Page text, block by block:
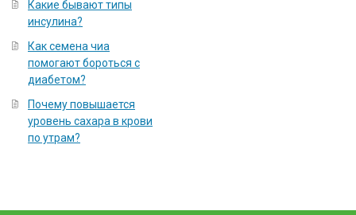
Какие бывают типы
инсулина?
Как семена чиа
помогают бороться с
диабетом?
Почему повышается
уровень сахара в крови
по утрам?